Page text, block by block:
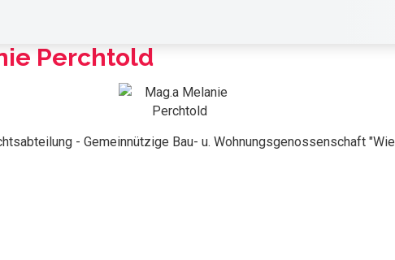
Perchtold
- Gemeinnützige Bau- u. Wohnungsgenossenschaft